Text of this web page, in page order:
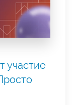
участие